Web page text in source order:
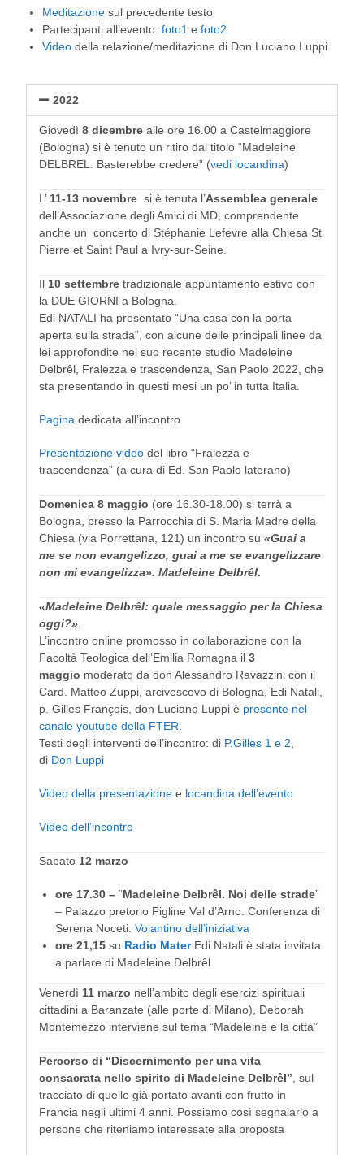
Meditazione sul precedente testo
Partecipanti all’evento:foto1 efoto2
Video della relazione/meditazione di Don Luciano Luppi
2022
Giovedì 8 dicembre alle ore 16.00 a Castelmaggiore
(Bologna) si è tenuto un ritiro dal titolo “Madeleine
DELBREL: Basterebbe credere” (vedi locandina)
L’ 11-13 novembre si è tenuta l’Assemblea generale
dell’Associazione degli Amici di MD, comprendente
anche un concerto di Stéphanie Lefevre alla Chiesa St
Pierre et Saint Paul a Ivry-sur-Seine.
Il 10 settembretradizionale appuntamento estivo con
la DUE GIORNI a Bologna.
Edi NATALI ha presentato “Una casa con la porta
aperta sulla strada”, con alcune delle principali linee da
lei approfondite nel suo recente studio Madeleine
Delbrêl, Fralezza e trascendenza, San Paolo 2022, che
sta presentando in questi mesi un po’ in tutta Italia.
Pagina dedicata all’incontro
Presentazione video del libro “Fralezza e
trascendenza” (a cura di Ed. San Paolo laterano)
Domenica 8 maggio (ore 16.30-18.00) si terrà a
Bologna, presso la Parrocchia di S. Maria Madre della
Chiesa (via Porrettana, 121) un incontro su«Guai a
me se non evangelizzo, guai a me se evangelizzare
non mi evangelizza». Madeleine Delbrêl.
«Madeleine Delbrêl: quale messaggio per la Chiesa
oggi?»
L’incontro online promosso in collaborazione con la
Facoltà Teologica dell’Emilia Romagna il3
maggio moderato da don Alessandro Ravazzini con il
Card. Matteo Zuppi, arcivescovo di Bologna, Edi Natali,
p. Gilles François, don Luciano Luppi è presente nel
canale youtube della FTER
Testi degli interventi dell’incontro: di P.Gilles 1 e 2
di Don Luppi
Video della presentazione e locandina dell’evento
Video dell’incontro
Sabato 12 marzo
ore 17.30 –“Madeleine Delbrêl. Noi delle strade”
– Palazzo pretorio Figline Val d’Arno. Conferenza di
Serena Noceti.Volantino dell’iniziativa
ore 21,15 su Radio MaterEdi Natali è stata invitata
a parlare di Madeleine Delbrêl
Venerdì 11 marzo nell’ambito degli esercizi spirituali
cittadini a Baranzate (alle porte di Milano), Deborah
Montemezzo interviene sul tema “Madeleine e la città”
Percorso di “Discernimento per una vita
consacrata nello spirito di Madeleine Delbrêl” , sul
tracciato di quello già portato avanti con frutto in
Francia negli ultimi 4 anni. Possiamo così segnalarlo a
persone che riteniamo interessate alla proposta